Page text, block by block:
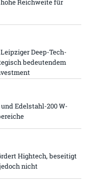
Reichweite für
Deep-Tech-
bedeutendem
Edelstahl-200 W-
Hightech, beseitigt
nicht